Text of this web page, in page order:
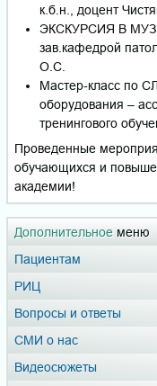
Дополнительное меню
Пациентам
РИЦ
Вопросы и ответы
СМИ о нас
Видеосюжеты
к.б.н., доцент
ЭКСКУРСИЯ В
зав.кафедрой
О.С.
Мастер-класс по
оборудования –
тренингового
Проведенные
обучающихся и
академии!